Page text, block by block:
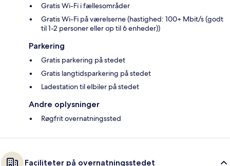
Gratis Wi-Fi i fællesområder
Gratis Wi-Fi på værelserne (hastighed: 100+ Mbit/s (godt
til 1-2 personer eller op til 6 enheder))
Parkering
Gratis parkering på stedet
Gratis langtidsparkering på stedet
Ladestation til elbiler på stedet
Andre oplysninger
Røgfrit overnatningssted
Faciliteter på overnatningsstedet